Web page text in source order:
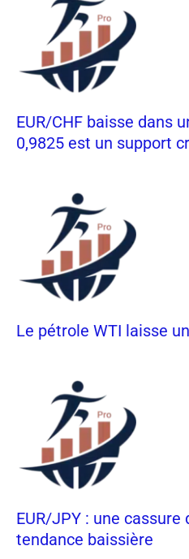
EUR/CHF baisse dans
0,9825 est un support
Le pétrole WTI laisse
EUR/JPY : une cassure
tendance baissière